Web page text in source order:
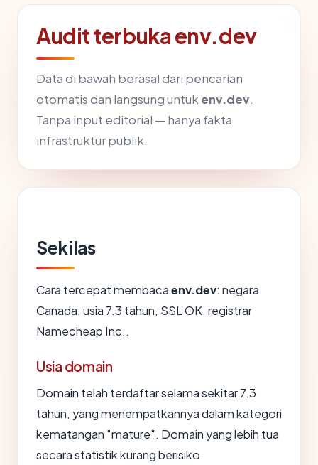
Audit terbuka env.dev
Data di bawah berasal dari pencarian
otomatis dan langsung untukenv.dev.
Tanpa input editorial — hanya fakta
infrastruktur publik.
Sekilas
Cara tercepat membacaenv.dev: negara
Canada, usia 7.3 tahun, SSL OK, registrar
Namecheap Inc..
Usia domain
Domain telah terdaftar selama sekitar 7.3
tahun, yang menempatkannya dalam kategori
kematangan "mature". Domain yang lebih tua
secara statistik kurang berisiko.